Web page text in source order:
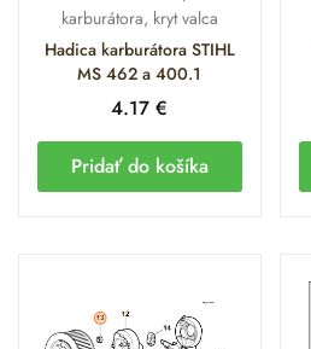
V Interforst.sk pristupujeme k
chladiaceho systému s
že profesionálna píla MS 400.1
spoľahlivá. Naši technici sú
diagnostikou netesností, čistením
odbornou montážou náhradných
predajni. Všetky dôležité
,
našej predajni.
karburátora, kryt valca
Hadica karburátora STIHL
MS 462 a 400.1
4.17€
Pridať do košíka